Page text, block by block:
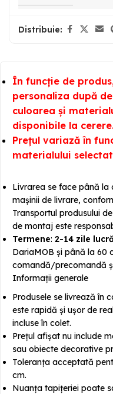
Distribuie:
În funcție de
personaliza după
culoarea și
disponibile la
Prețul variază în
materialului
Livrarea se face până
mașinii de livrare,
Transportul produsului
de montaj este
Termene: 2-14 zile
DariaMOB și până la 60
comandă/precomandă
Informații generale
Produsele se livrează în
este rapidă și ușor de
incluse în colet.
Prețul afișat nu include
sau obiecte decorative
Toleranța acceptată
cm.
Nuanța tapițeriei poate